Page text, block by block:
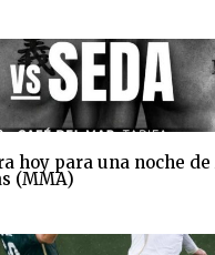
hoy para una noche de
(MMA)